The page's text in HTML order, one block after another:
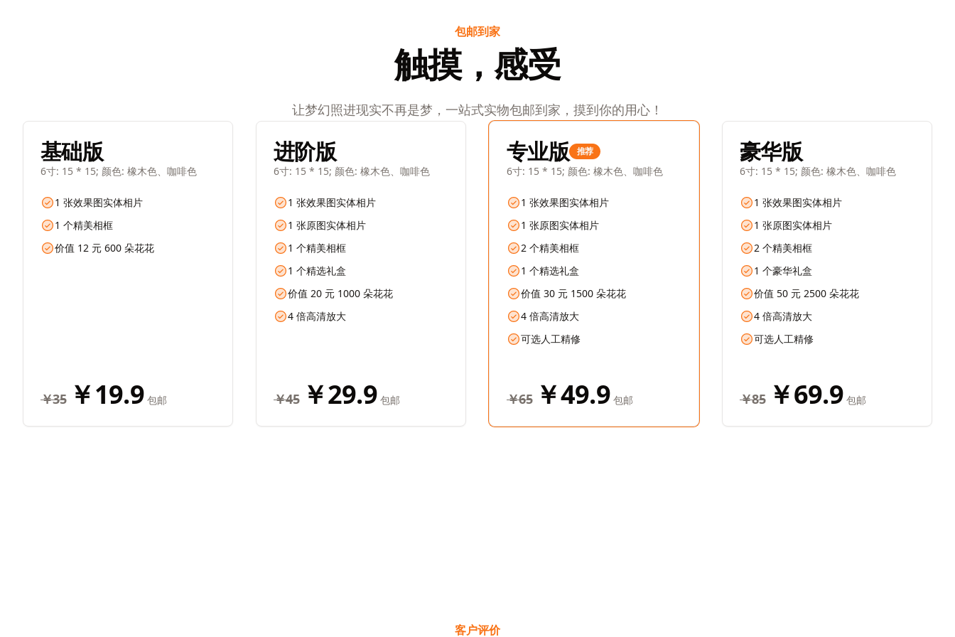
包邮到家
触摸，感受
让梦幻照进现实不再是梦，一站式实物包邮到家，摸到你的用心！
基础版
6寸: 15 * 15; 颜色: 橡木色、咖啡色
1 张效果图实体相片
1 个精美相框
价值 12 元 600 朵花花
￥35 ￥19.9 包邮
进阶版
6寸: 15 * 15; 颜色: 橡木色、咖啡色
1 张效果图实体相片
1 张原图实体相片
1 个精美相框
1 个精选礼盒
价值 20 元 1000 朵花花
4 倍高清放大
￥45 ￥29.9 包邮
专业版 推荐
6寸: 15 * 15; 颜色: 橡木色、咖啡色
1 张效果图实体相片
1 张原图实体相片
2 个精美相框
1 个精选礼盒
价值 30 元 1500 朵花花
4 倍高清放大
可选人工精修
￥65 ￥49.9 包邮
豪华版
6寸: 15 * 15; 颜色: 橡木色、咖啡色
1 张效果图实体相片
1 张原图实体相片
2 个精美相框
1 个豪华礼盒
价值 50 元 2500 朵花花
4 倍高清放大
可选人工精修
￥85 ￥69.9 包邮
客户评价